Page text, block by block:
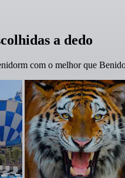
a dedo
com o melhor que